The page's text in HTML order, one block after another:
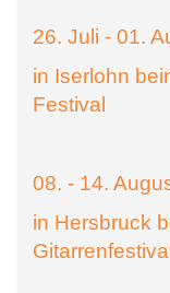
26. Juli - 01.
in Iserlohn
Festival
08. - 14.
in Hersbruck
Gitarrenfestival